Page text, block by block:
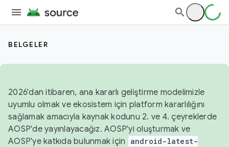
BELGELER
2026'dan itibaren, ana kararlı geliştirme modelimizle
uyumlu olmak ve ekosistem için platform kararlılığını
sağlamak amacıyla kaynak kodunu 2. ve 4. çeyreklerde
AOSP'de yayınlayacağız. AOSP'yi oluşturmak ve
AOSP'ye katkıda bulunmak için
android-latest-